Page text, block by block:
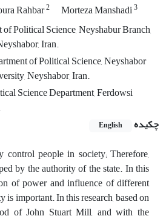
Rahbar2 Morteza Manshadi3
Political Science, Neyshabur Branch,
Iran.
of Political Science, Neyshabor
Neyshabor, Iran.
Science Department, Ferdowsi
چکیده
English
control people in society; Therefore,
by the authority of the state. In this
of power and influence of different
is important. In this research, based on
of John Stuart Mill, and with the